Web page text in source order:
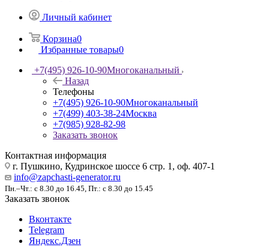
Личный кабинет
Корзина0
Избранные товары0
+7(495) 926-10-90Многоканальный
Назад
Телефоны
+7(495) 926-10-90Многоканальный
+7(499) 403-38-24Москва
+7(985) 928-82-98
Заказать звонок
Контактная информация
г. Пушкино, Кудринское шоссе 6 стр. 1, оф. 407-1
info@zapchasti-generator.ru
Пн.–Чт.: с 8.30 до 16.45, Пт.: с 8.30 до 15.45
Заказать звонок
Вконтакте
Telegram
Яндекс.Дзен